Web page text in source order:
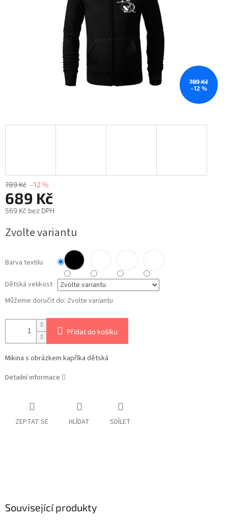
789 Kč
–12 %
789 Kč –12 %
689 Kč
569 Kč bez DPH
cena:
Zvolte variantu
Barva textilu
Dětská velikost
Můžeme doručit do: Zvolte variantu
Přidat do košíku
Mikina s obrázkem kapříka dětská
Detailní informace
ZEPTAT SE HLÍDAT SDÍLET
Související produkty